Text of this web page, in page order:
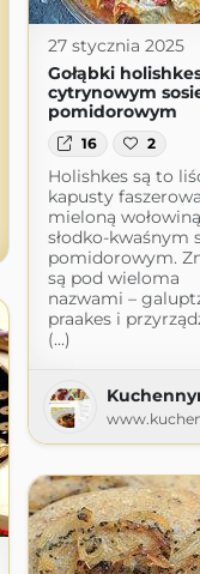
27 stycznia 2025
Gołąbki
cytrynowym
pomidorowym
16 2
Holishkes są to
kapusty
mieloną
słodko-kwaśnym
pomidorowym.
są pod wieloma
nazwami –
praakes i
(...)